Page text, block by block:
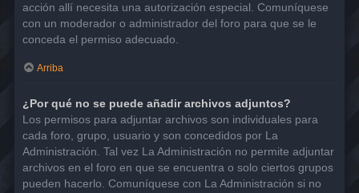
acción allí necesita una autorización especial. Comuníquese
con un moderador o administrador del foro para que se le
conceda el permiso adecuado.
Arriba
¿Por qué no se puede añadir archivos adjuntos?
Los permisos para adjuntar archivos son individuales para
cada foro, grupo, usuario y son concedidos por La
Administración. Tal vez La Administración no permite adjuntar
archivos en el foro en que se encuentra o solo ciertos grupos
pueden hacerlo. Comuníquese con La Administración si no